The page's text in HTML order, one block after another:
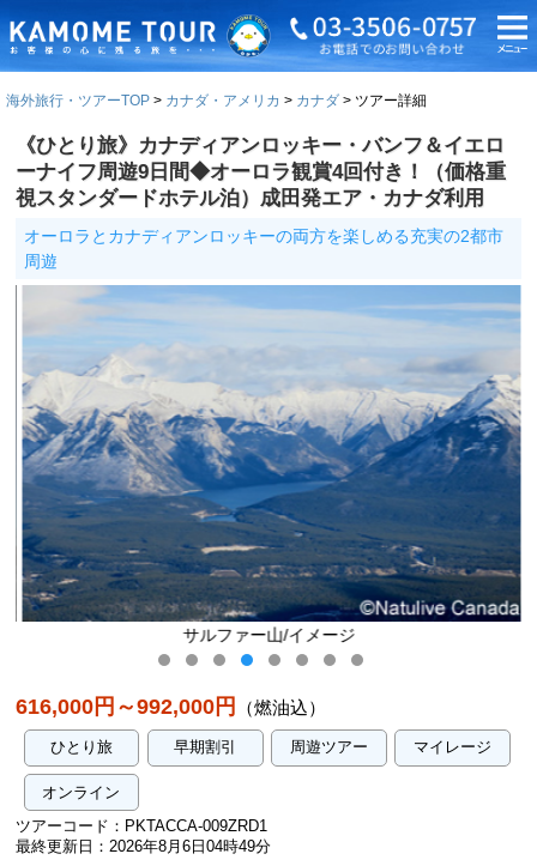
海外旅行・ツアーTOP カナダ・アメリカ カナダ ツアー詳細
《ひとり旅》カナディアンロッキー・バンフ＆イエロ
ーナイフ周遊9日間◆オーロラ観賞4回付き！（価格重
視スタンダードホテル泊）成田発エア・カナダ利用
オーロラとカナディアンロッキーの両方を楽しめる充実の2都市
周遊
サルファー山/イメージ
616,000円～992,000円 （燃油込）
ひとり旅 早期割引 周遊ツアー マイレージ
オンライン
ツアーコード：PKTACCA-009ZRD1
最終更新日：2026年8月6日04時49分